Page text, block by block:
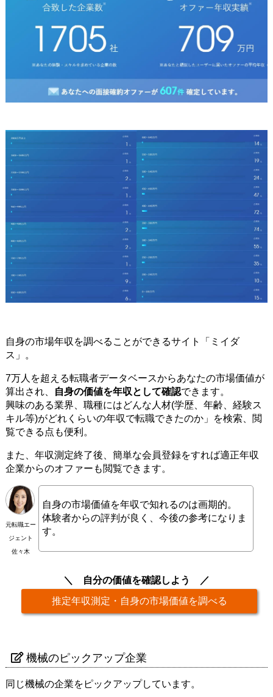
自身の市場年収を調べることができるサイト「ミイダ
ス」。
7万人を超える転職者データベースからあなたの市場価値が
算出され、
自身の価値を年収として確認できます。
興味のある業界、職種にはどんな人材(学歴、年齢、経験ス
キル等)がどれくらいの年収で転職できたのか」を検索、閲
覧できる点も便利。
また、年収測定終了後、簡単な会員登録をすれば適正年収
企業からのオファーも閲覧できます。
元転職エー
ジェント
佐々木
自身の市場価値を年収で知れるのは画期的。
体験者からの評判が良く、今後の参考になりま
す。
自分の価値を確認しよう
推定年収測定・自身の市場価値を調べる
機械のピックアップ企業
同じ機械の企業をピックアップしています。